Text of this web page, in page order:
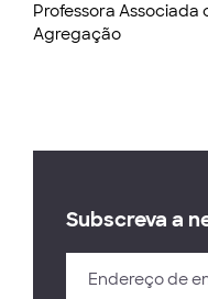
Professora Associada
Agregação
Subscreva a